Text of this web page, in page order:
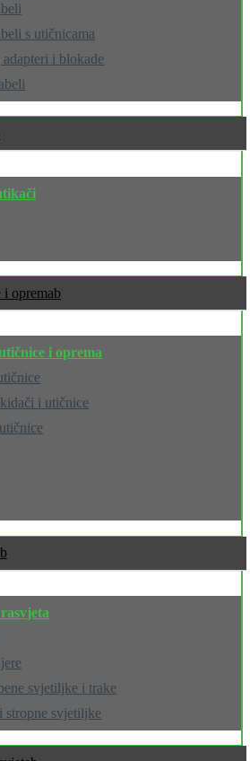
s utičnicama
i blokade
i oprema
i oprema
i utičnice
svjetiljke i trake
stropne svjetiljke